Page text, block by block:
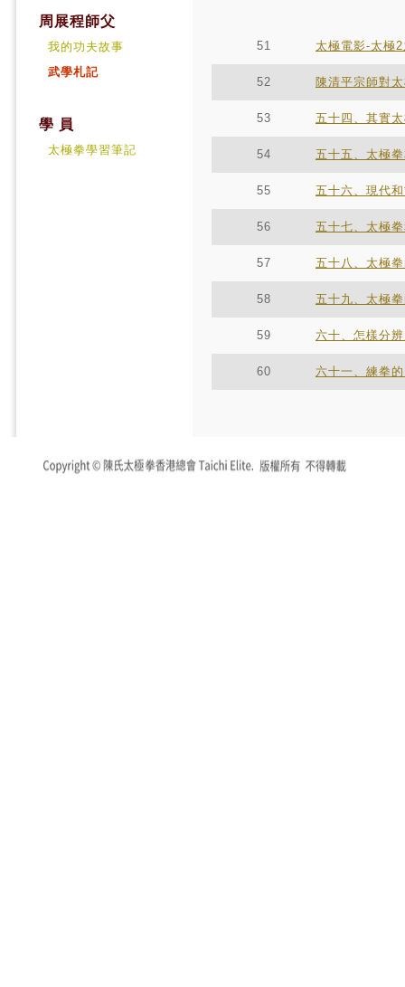
周展程師父
我的功夫故事
武學札記
學 員
太極拳學習筆記
51 太極電影-太極
52 陳清平宗師對
53 五十四、其實
54 五十五、太極
55 五十六、現代
56 五十七、太極
57 五十八、太極
58 五十九、太極
59 六十、怎樣分
60 六十一、練拳